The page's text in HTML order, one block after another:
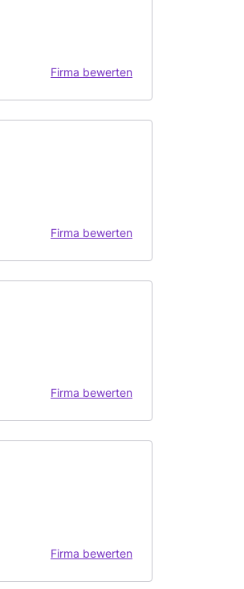
Firma bewerten
Firma bewerten
Firma bewerten
Firma bewerten